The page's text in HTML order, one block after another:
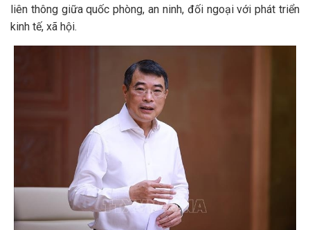
liên thông giữa quốc phòng, an ninh, đối ngoại với phát triển
kinh tế, xã hội.